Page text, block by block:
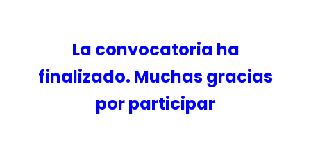
La convocatoria ha
finalizado. Muchas gracias
por participar